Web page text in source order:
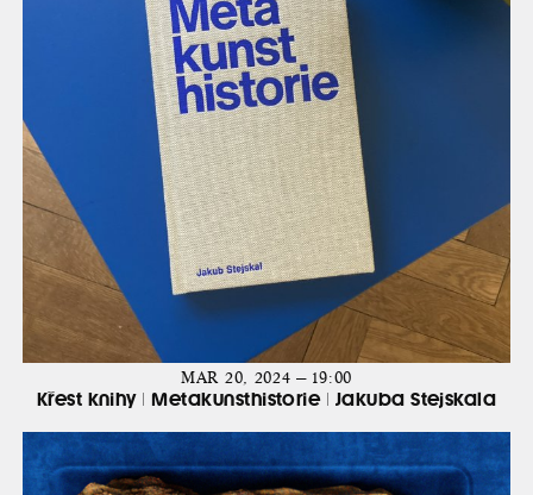
MAR 20, 2024 — 19:00
Křest knihy | Metakunsthistorie | Jakuba Stejskala